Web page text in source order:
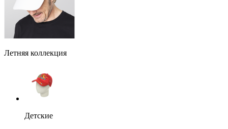
Летняя коллекция
Детские